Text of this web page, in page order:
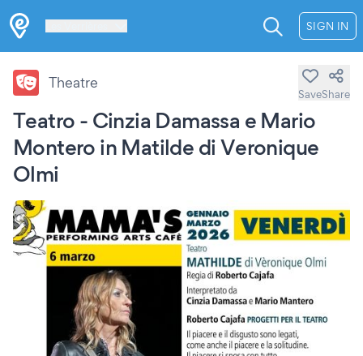
SIGN IN
Teatro - Cinzia Damassa e Mario
Montero in Matilde di Veronique
Olmi
Theatre
SaveShare